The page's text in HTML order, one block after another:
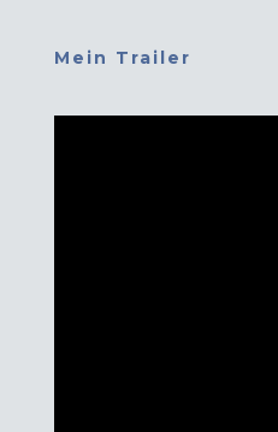
Mein Trailer